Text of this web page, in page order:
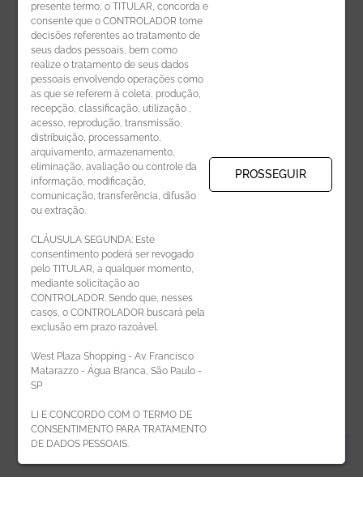
presente termo, o TITULAR, concorda e
consente que o CONTROLADOR tome
decisões referentes ao tratamento de
seus dados pessoais, bem como
realize o tratamento de seus dados
pessoais envolvendo operações como
as que se referem à coleta, produção,
recepção, classificação, utilização ,
acesso, reprodução, transmissão,
distribuição, processamento,
arquivamento, armazenamento,
eliminação, avaliação ou controle da
informação, modificação,
comunicação, transferência, difusão
ou extração.
CLÁUSULA SEGUNDA: Este
consentimento poderá ser revogado
pelo TITULAR, a qualquer momento,
mediante solicitação ao
CONTROLADOR. Sendo que, nesses
casos, o CONTROLADOR buscará pela
exclusão em prazo razoável.
West Plaza Shopping - Av. Francisco
Matarazzo - Água Branca, São Paulo -
SP
LI E CONCORDO COM O TERMO DE
CONSENTIMENTO PARA TRATAMENTO
DE DADOS PESSOAIS.
PROSSEGUIR
Código de Ética de Parceiros
CADASTRE-SE
Receba novidades por e-mail:
CADASTRAR